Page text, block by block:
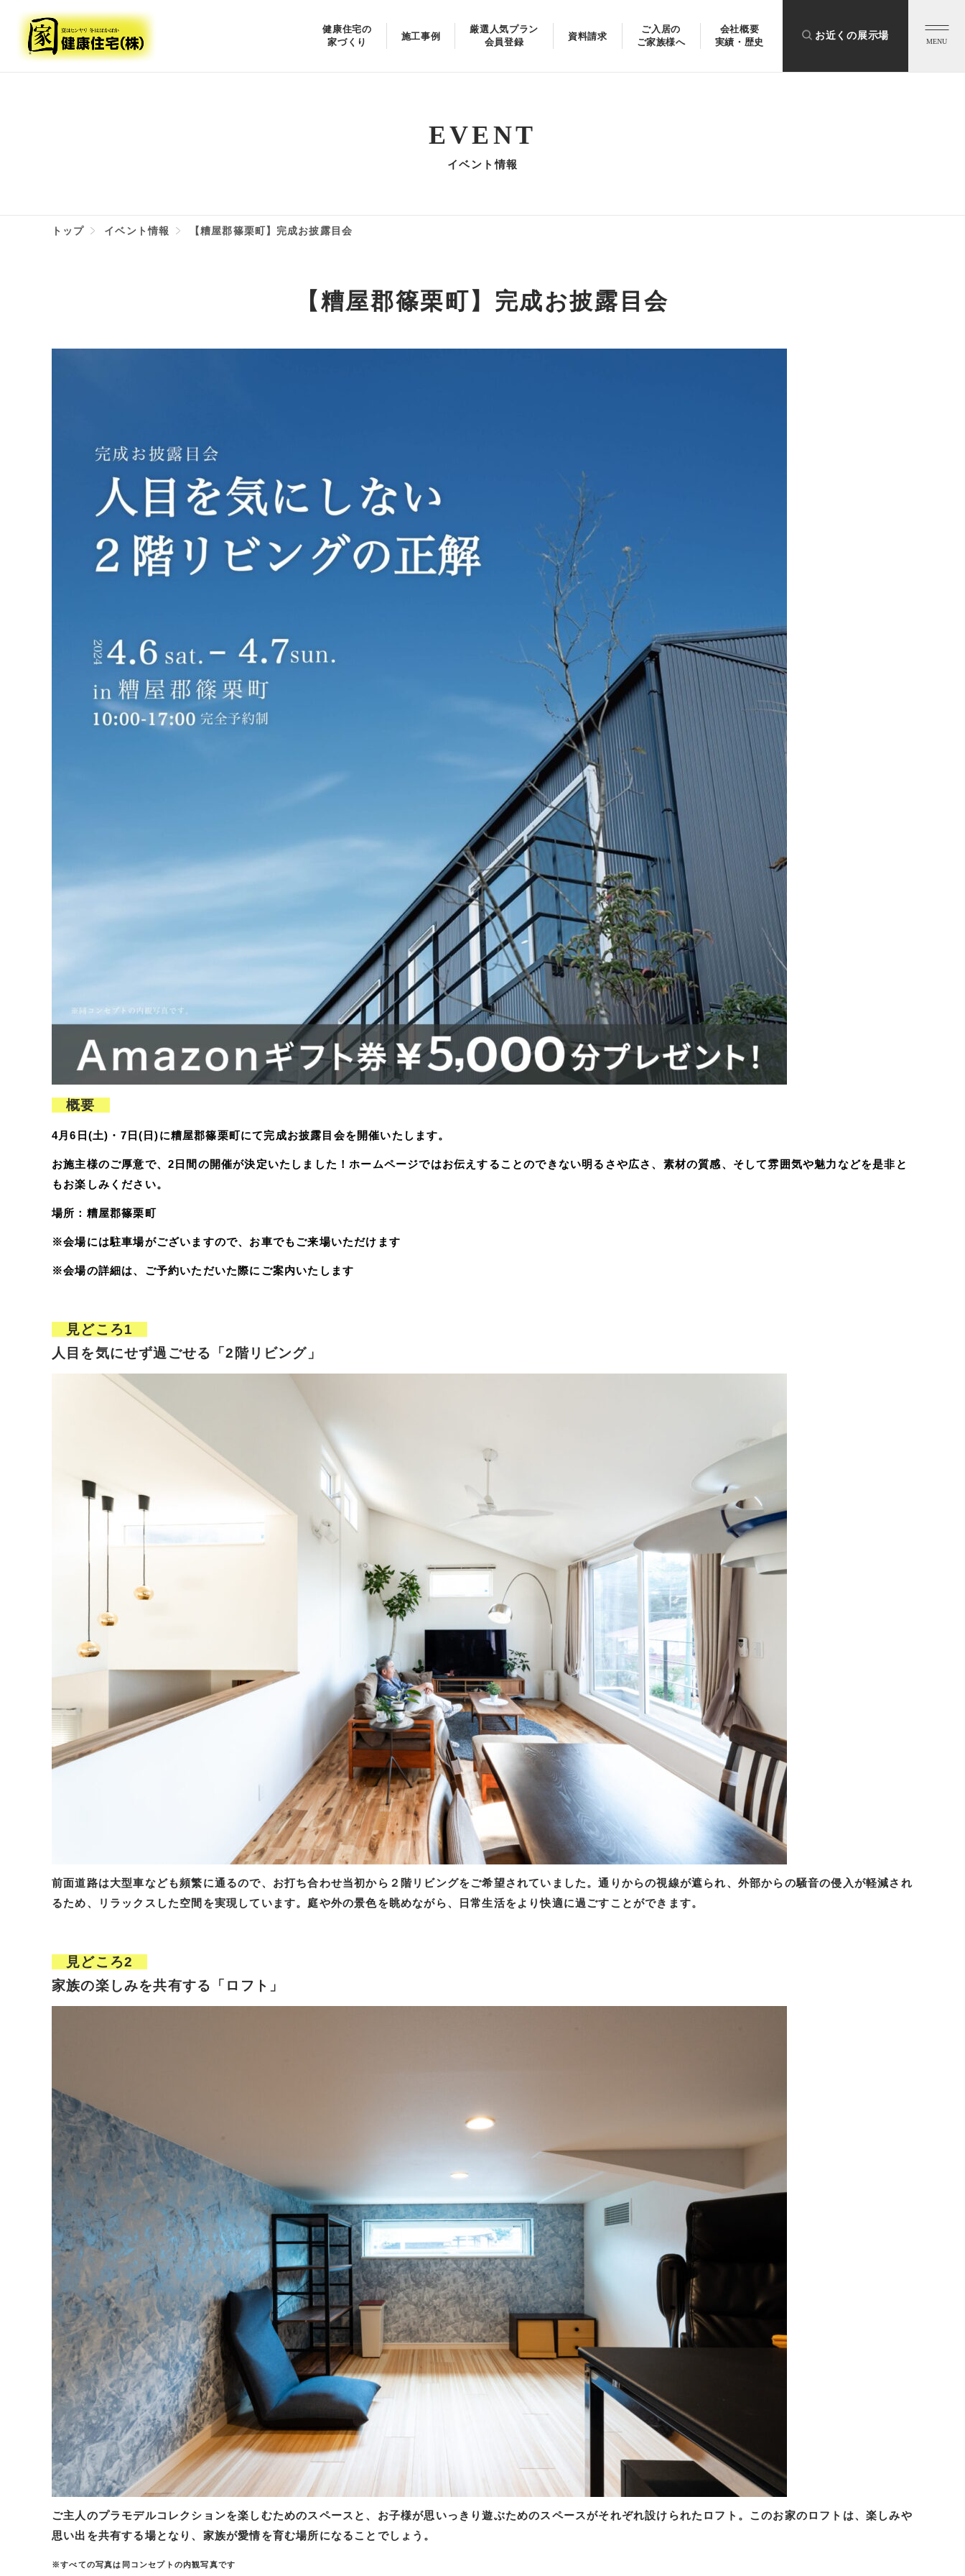
健康住宅の
家づくり
施工事例
厳選人気プラン
会員登録
資料請求
ご入居の
ご家族様へ
会社概要
実績・歴史
お近くの展示場
MENU
EVENT
イベント情報
トップ イベント情報 【糟屋郡篠栗町】完成お披露目会
【糟屋郡篠栗町】完成お披露目会
概要
4月6日(土)・7日(日)に糟屋郡篠栗町にて完成お披露目会を開催いたします。
お施主様のご厚意で、2日間の開催が決定いたしました！ホームページではお伝えすることのできない明るさや広さ、素材の質感、そして雰囲気や魅力などを是非と
もお楽しみください。
場所：糟屋郡篠栗町
※会場には駐車場がございますので、お車でもご来場いただけます
※会場の詳細は、ご予約いただいた際にご案内いたします
見どころ1
人目を気にせず過ごせる「2階リビング」
前面道路は大型車なども頻繁に通るので、お打ち合わせ当初から２階リビングをご希望されていました。通りからの視線が遮られ、 外部からの騒音の侵入が軽減され
るため、 リラックスした空間を実現しています。 庭や外の景色を眺めながら、日常生活をより快適に過ごすことができます。
見どころ2
家族の楽しみを共有する「ロフト」
ご主人のプラモデルコレクションを楽しむためのスペースと、お子様が思いっきり遊ぶためのスペースがそれぞれ設けられたロフト。このお家のロフトは、楽しみや
思い出を共有する場となり、家族が愛情を育む場所になることでしょう。
※すべての写真は同コンセプトの内観写真です